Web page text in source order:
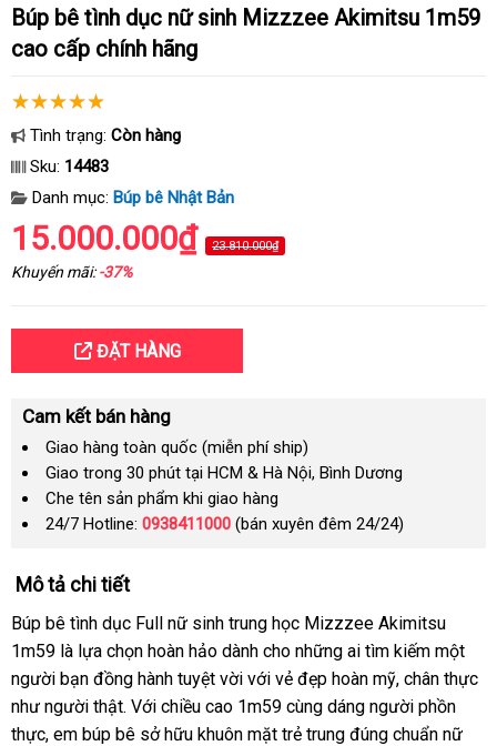
Búp bê tình dục nữ sinh Mizzzee Akimitsu 1m59
cao cấp chính hãng
Tình trạng: Còn hàng
Sku: 14483
Danh mục: Búp bê Nhật Bản
15.000.000₫ 23.810.000₫
Khuyến mãi:-37%
ĐẶT HÀNG
Cam kết bán hàng
Giao hàng toàn quốc (miễn phí ship)
Giao trong 30 phút tại HCM & Hà Nội, Bình Dương
Che tên sản phẩm khi giao hàng
24/7 Hotline: 0938411000 (bán xuyên đêm 24/24)
Mô tả chi tiết
Búp bê tình dục Full nữ sinh trung học Mizzzee Akimitsu
1m59 là lựa chọn hoàn hảo dành cho những ai tìm kiếm một
người bạn đồng hành tuyệt vời với vẻ đẹp hoàn mỹ, chân thực
như người thật. Với chiều cao 1m59 cùng dáng người phồn
thực, em búp bê sở hữu khuôn mặt trẻ trung đúng chuẩn nữ